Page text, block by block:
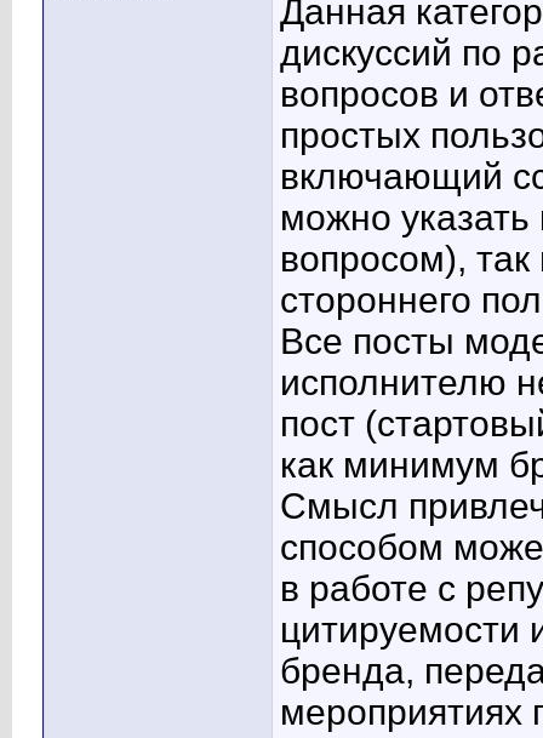
Данная
дискуссий по
вопросов и
простых
включающий
можно указать
вопросом), так
стороннего
Все посты
исполнителю
пост
как минимум
Смысл
способом
в работе с
цитируемости
бренда,
мероприятиях